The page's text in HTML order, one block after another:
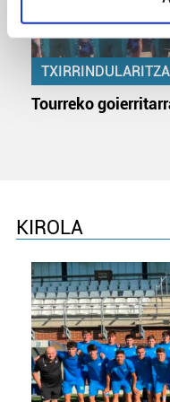
specific
Find out more about
and set your
Guk eta gure
produktuak garatzeko.
erabiltzen dituen hauta
Bazkide batzuek ez
interes komertzial
bazkideen zerrenda,
duten interes
dezakezun ikusteko.
TXIRRINDULARITZA
Tourreko
KIROLA